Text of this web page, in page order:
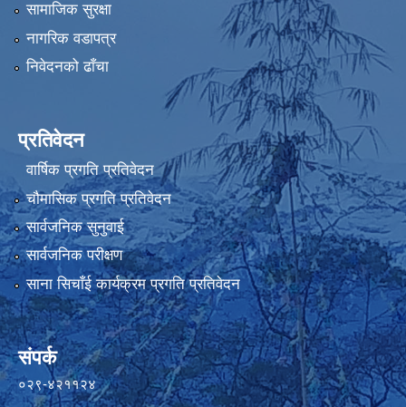
सामाजिक सुरक्षा
नागरिक वडापत्र
निवेदनको ढाँचा
प्रतिवेदन
वार्षिक प्रगति प्रतिवेदन
चौमासिक प्रगति प्रतिवेदन
सार्वजनिक सुनुवाई
सार्वजनिक परीक्षण
साना सिचाँई कार्यक्रम प्रगति प्रतिवेदन
संपर्क
०२९-४२११२४